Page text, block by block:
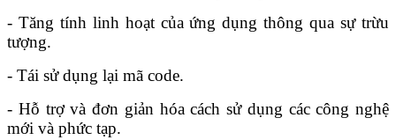
- Tăng tính linh hoạt của ứng dụng thông qua sự trừu
tượng.
- Tái sử dụng lại mã code.
- Hỗ trợ và đơn giản hóa cách sử dụng các công nghệ
mới và phức tạp.